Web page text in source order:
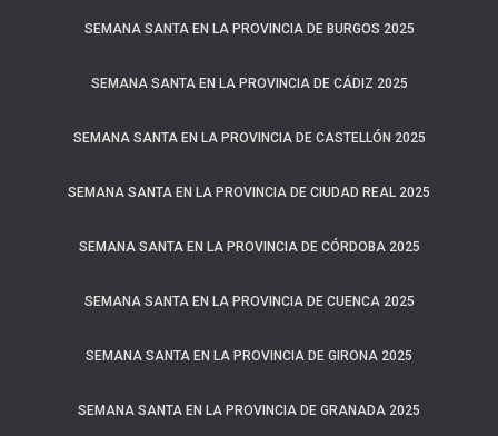
SEMANA SANTA EN LA PROVINCIA DE BURGOS 2025
SEMANA SANTA EN LA PROVINCIA DE CÁDIZ 2025
SEMANA SANTA EN LA PROVINCIA DE CASTELLÓN 2025
SEMANA SANTA EN LA PROVINCIA DE CIUDAD REAL 2025
SEMANA SANTA EN LA PROVINCIA DE CÓRDOBA 2025
SEMANA SANTA EN LA PROVINCIA DE CUENCA 2025
SEMANA SANTA EN LA PROVINCIA DE GIRONA 2025
SEMANA SANTA EN LA PROVINCIA DE GRANADA 2025